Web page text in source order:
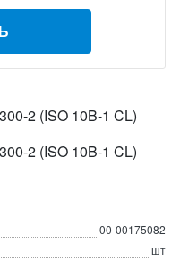
2 (ISO 10B-1 CL)
2 (ISO 10B-1 CL)
00-00175082
шт